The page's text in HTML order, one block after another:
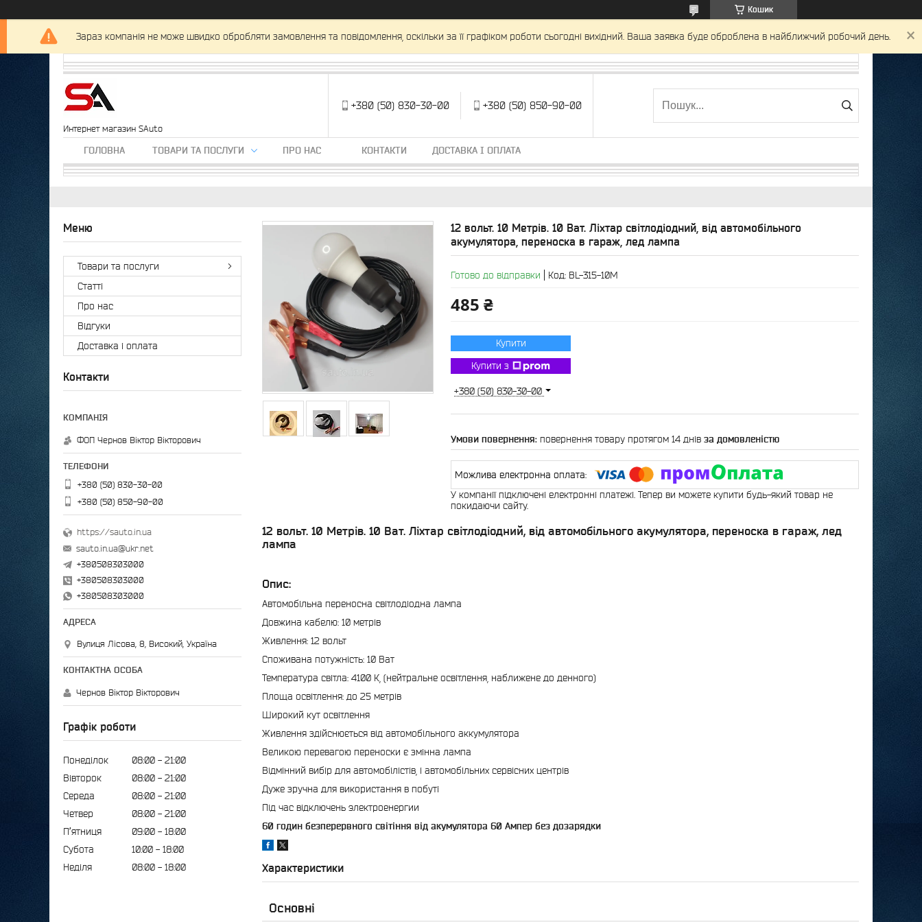
Кошик
Зараз компанія не може швидко обробляти замовлення та повідомлення, оскільки за її графіком роботи сьогодні вихідний. Ваша заявка буде оброблена в найближчий робочий день.
Интернет магазин SAuto
+380 (50) 830-30-00 +380 (50) 850-90-00
ГОЛОВНА ТОВАРИ ТА ПОСЛУГИ ПРО НАС КОНТАКТИ ДОСТАВКА І ОПЛАТА
12 вольт. 10 Метрів. 10 Ват. Ліхтар світлодіодний, від автомобільного
акумулятора, переноска в гараж, лед лампа
Готово до відправки Код: BL-315-10M
485 ₴
Купити
Купити з
+380 (50) 830-30-00
повернення товару протягом 14 днів за домовленістю
У компанії підключені електронні платежі. Тепер ви можете купити будь-який товар не
покидаючи сайту.
12 вольт. 10 Метрів. 10 Ват. Ліхтар світлодіодний, від автомобільного акумулятора, переноска в гараж, лед
лампа
Опис:
Автомобільна переносна світлодіодна лампа
Довжина кабелю: 10 метрів
Живлення: 12 вольт
Споживана потужність: 10 Ват
Температура світла: 4100 К, (нейтральне освітлення, наближене до денного)
Площа освітлення: до 25 метрів
Широкий кут освітлення
Живлення здійснюється від автомобільного аккумулятора
Великою перевагою переноски є змінна лампа
Відмінний вибір для автомобілістів, і автомобільних сервісних центрів
Дуже зручна для використання в побуті
Під час відключень электроенергии
60 годин безперервного світіння від акумулятора 60 Ампер без дозарядки
Характеристики
Основні
Товари та послуги
Статті
Про нас
Відгуки
Доставка і оплата
Контакти
ФОП Чернов Віктор Вікторович
+380 (50) 830-30-00
+380 (50) 850-90-00
https://sauto.in.ua
sauto.in.ua@ukr.net
+380508303000
+380508303000
+380508303000
Вулиця Лісова, 8, Високий, Україна
Чернов Віктор Вікторович
Графік роботи
Понеділок 08:00
21:00
Вівторок
08:00
21:00
Середа
08:00
21:00
Четвер
08:00
21:00
Пʼятниця
09:00
18:00
Субота
10:00
18:00
Неділя
08:00 18:00